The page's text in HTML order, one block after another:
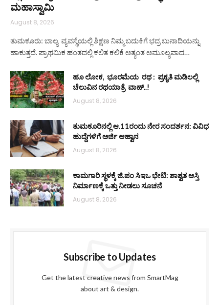
ಮಹಾಸ್ವಾಮಿ
August 8, 2026
ತುಮಕೂರು: ಬಾಲ್ಯ ವ್ಯವಸ್ಥೆಯಲ್ಲಿ ಶಿಕ್ಷಣ ನಿಮ್ಮ ಬದುಕಿಗೆ ಭದ್ರ ಬುನಾದಿಯನ್ನು
ಹಾಕುತ್ತದೆ. ಪ್ರಾಥಮಿಕ ಹಂತದಲ್ಲಿ ಕಲಿತ ಕಲಿಕೆ ಅತ್ಯಂತ ಅಮೂಲ್ಯವಾದ…
ಹೂ ಲೋಕ, ಭೂರಮೆಯ ರಥ : ಪ್ರಕೃತಿ ಮಡಿಲಲ್ಲಿ
ಚೆಲುವಿನ ರಥಯಾತ್ರೆ ವಾಹ್..!
August 8, 2026
ತುಮಕೂರಿನಲ್ಲಿ ಆ.11ರಂದು ನೇರ ಸಂದರ್ಶನ: ವಿವಿಧ
ಹುದ್ದೆಗಳಿಗೆ ಅರ್ಜಿ ಆಹ್ವಾನ
August 8, 2026
ಕಾಮಗಾರಿ ಸ್ಥಳಕ್ಕೆ ಜಿ.ಪಂ ಸಿಇಒ ಭೇಟಿ: ಶಾಶ್ವತ ಆಸ್ತಿ
ನಿರ್ಮಾಣಕ್ಕೆ ಒತ್ತು ನೀಡಲು ಸೂಚನೆ
August 8, 2026
Subscribe to Updates
Get the latest creative news from SmartMag
about art & design.